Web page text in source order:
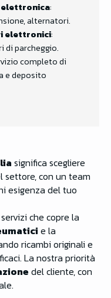
elettronica:
alternatori.
elettronici:
di parcheggio.
completo di
e deposito
significa scegliere
settore, con un team
esigenza del tuo
che copre la
e la
ricambi originali e
La nostra priorità
del cliente, con